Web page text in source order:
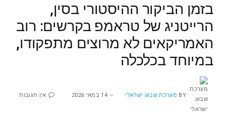
בזמן הביקור ההיסטורי בסין,
הרייטניג של טראמפ בקרשים: רוב
האמריקאים לא מרוצים מתפקודו,
במיוחד בכלכלה
BY מערכת שבוע ישראלי 14 במאי 2026 אין תגובות